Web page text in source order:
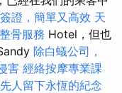
證，簡單又高效 天
骨服務 Hotel，但也
除白蟻公司，
害 經絡按摩專業課
人留下永恆的紀念